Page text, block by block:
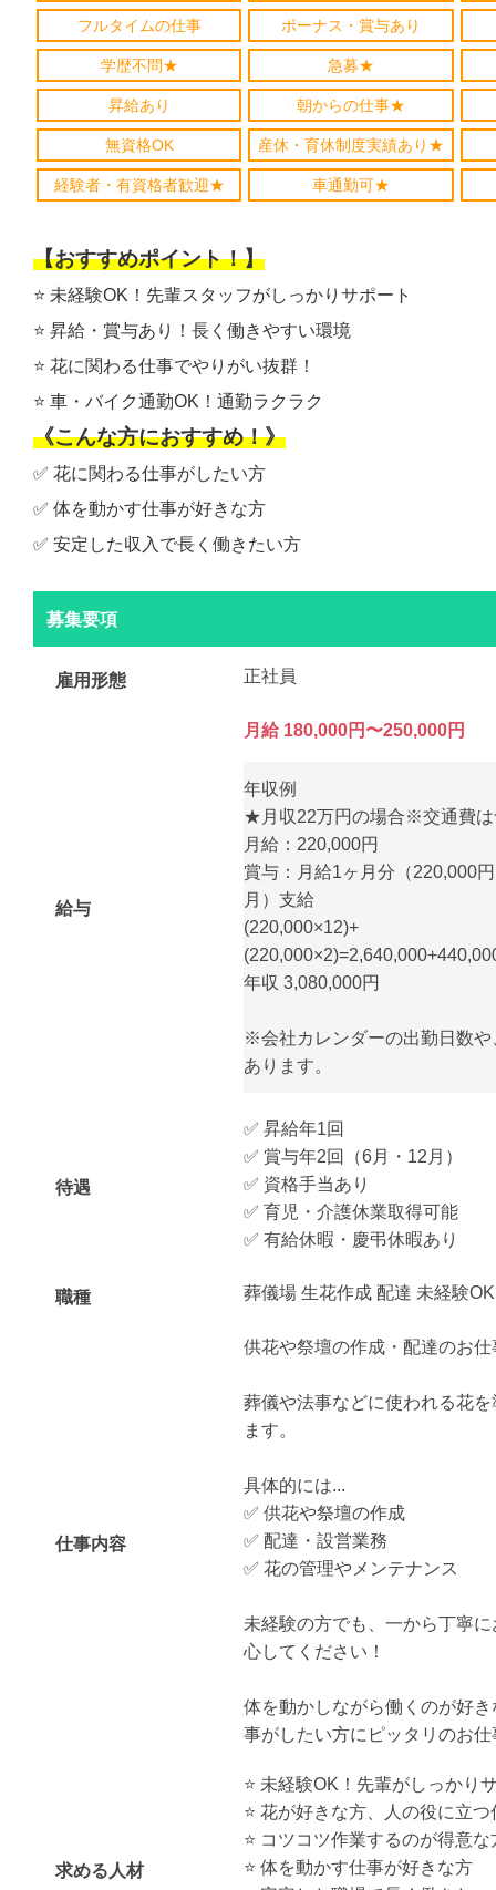
フルタイムの仕事 ボーナス・賞与あり
学歴不問★ 急募★
昇給あり 朝からの仕事★
無資格OK 産休・育休制度実績あり★
経験者・有資格者歓迎★ 車通勤可★
【おすすめポイント！】
⭐️ 未経験OK！先輩スタッフがしっかりサポート
⭐️ 昇給・賞与あり！長く働きやすい環境
⭐️ 花に関わる仕事でやりがい抜群！
⭐️ 車・バイク通勤OK！通勤ラクラク
《こんな方におすすめ！》
✅ 花に関わる仕事がしたい方
✅ 体を動かす仕事が好きな方
✅ 安定した収入で長く働きたい方
募集要項
雇用形態 正社員
給与
月給 180,000円〜250,000円
年収例
★月収22万円の場合※交通費は
月給：220,000円
賞与：月給1ヶ月分（220,000
月）支給
(220,000×12)+
年収 3,080,000円
※会社カレンダーの出勤日数
あります。
待遇
✅ 昇給年1回
✅ 賞与年2回（6月・12月）
✅ 資格手当あり
✅ 育児・介護休業取得可能
✅ 有給休暇・慶弔休暇あり
職種 葬儀場 生花作成 配達 未経験OK
仕事内容
供花や祭壇の作成・配達のお仕
葬儀や法事などに使われる花
ます。
具体的には...
✅ 供花や祭壇の作成
✅ 配達・設営業務
✅ 花の管理やメンテナンス
未経験の方でも、一から丁寧
心してください！
体を動かしながら働くのが好
事がしたい方にピッタリのお仕
求める人材
⭐️ 未経験OK！先輩がしっかり
⭐️ 花が好きな方、人の役に立
⭐️ コツコツ作業するのが得意な
⭐️ 体を動かす仕事が好きな方